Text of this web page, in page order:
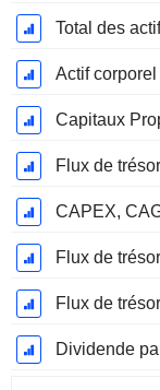
Total des
Actif
Capitaux
CAPEX,
Dividende